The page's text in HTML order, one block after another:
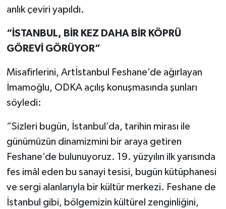
anlık çeviri yapıldı.
“İSTANBUL, BİR KEZ DAHA BİR KÖPRÜ
GÖREVİ GÖRÜYOR”
Misafirlerini, Artİstanbul Feshane’de ağırlayan
İmamoğlu, ODKA açılış konuşmasında şunları
söyledi:
“Sizleri bugün, İstanbul’da, tarihin mirası ile
günümüzün dinamizmini bir araya getiren
Feshane’de bulunuyoruz. 19. yüzyılın ilk yarısında
fes imâl eden bu sanayi tesisi, bugün kütüphanesi
ve sergi alanlarıyla bir kültür merkezi. Feshane de
İstanbul gibi, bölgemizin kültürel zenginliğini,